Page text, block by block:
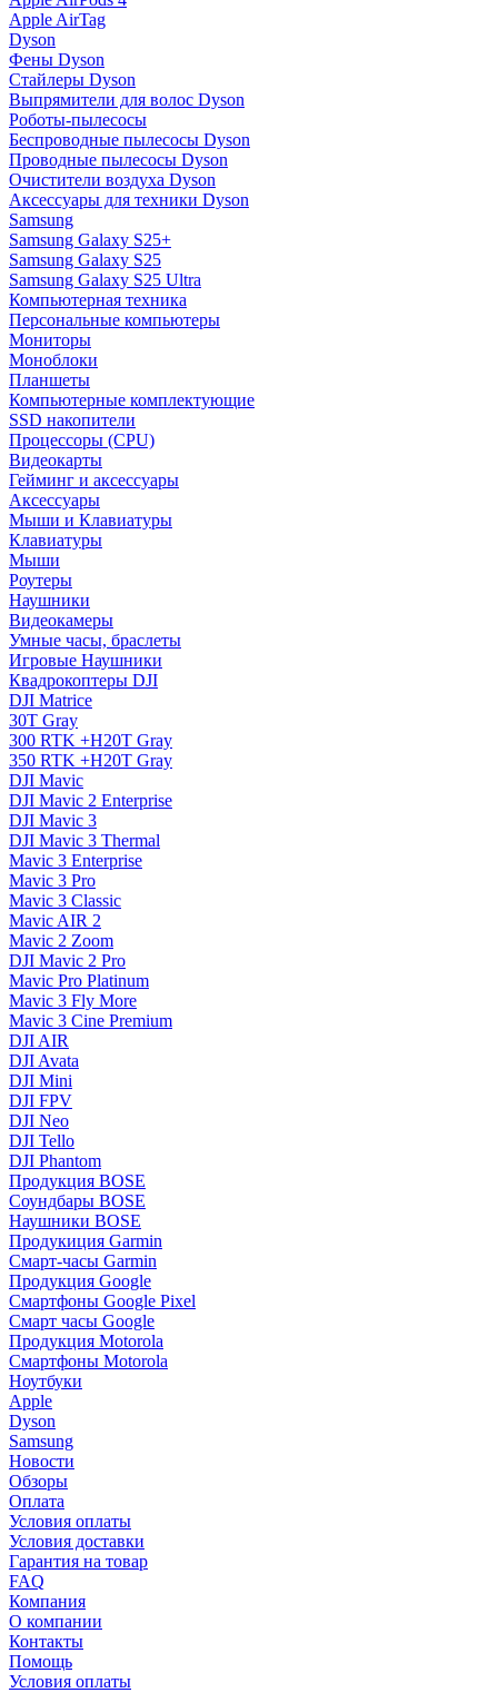
Apple AirTag
Dyson
Фены Dyson
Стайлеры Dyson
Выпрямители для волос Dyson
Роботы-пылесосы
Беспроводные пылесосы Dyson
Проводные пылесосы Dyson
Очистители воздуха Dyson
Аксессуары для техники Dyson
Samsung
Samsung Galaxy S25+
Samsung Galaxy S25
Samsung Galaxy S25 Ultra
Компьютерная техника
Персональные компьютеры
Мониторы
Моноблоки
Планшеты
Компьютерные комплектующие
SSD накопители
Процессоры (CPU)
Видеокарты
Гейминг и аксессуары
Аксессуары
Мыши и Клавиатуры
Клавиатуры
Мыши
Роутеры
Наушники
Видеокамеры
Умные часы, браслеты
Игровые Наушники
Квадрокоптеры DJI
DJI Matrice
30T Gray
300 RTK +H20T Gray
350 RTK +H20T Gray
DJI Mavic
DJI Mavic 2 Enterprise
DJI Mavic 3
DJI Mavic 3 Thermal
Mavic 3 Enterprise
Mavic 3 Pro
Mavic 3 Сlassic
Mavic AIR 2
Mavic 2 Zoom
DJI Mavic 2 Pro
Mavic Pro Platinum
Mavic 3 Fly More
Mavic 3 Cine Premium
DJI AIR
DJI Avata
DJI Mini
DJI FPV
DJI Neo
DJI Tello
DJI Phantom
Продукция BOSE
Соундбары BOSE
Наушники BOSE
Продукиция Garmin
Смарт-часы Garmin
Продукция Google
Смартфоны Google Pixel
Смарт часы Google
Продукция Motorola
Смартфоны Motorola
Ноутбуки
Apple
Dyson
Samsung
Новости
Обзоры
Оплата
Условия оплаты
Условия доставки
Гарантия на товар
FAQ
Компания
О компании
Контакты
Помощь
Условия оплаты